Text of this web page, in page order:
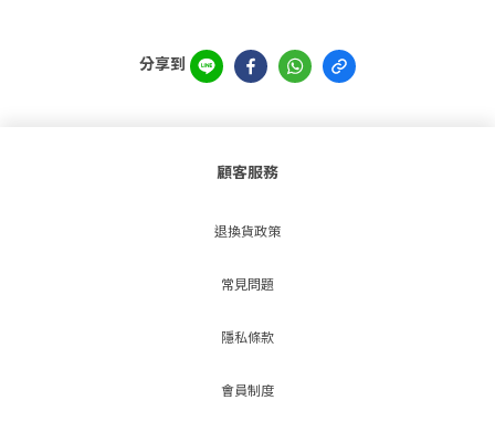
分享到
顧客服務
退換貨政策
常見問題
隱私條款
會員制度